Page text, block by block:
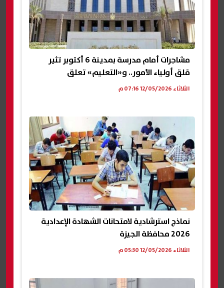
مشاجرات أمام مدرسة بمدينة 6 أكتوبر تثير
قلق أولياء الأمور.. و«التعليم» تعلق
الثلاثاء 12/05/2026 07:16 م
نماذج استرشادية لامتحانات الشهادة الإعدادية
2026 محافظة الجيزة
الثلاثاء 12/05/2026 05:30 م